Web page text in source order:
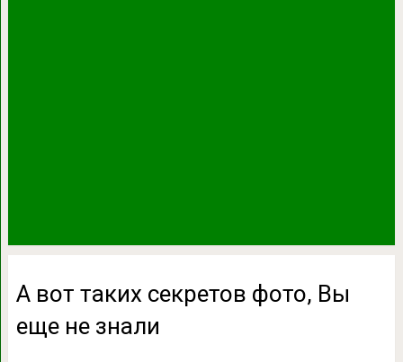
А вот таких секретов фото, Вы
еще не знали